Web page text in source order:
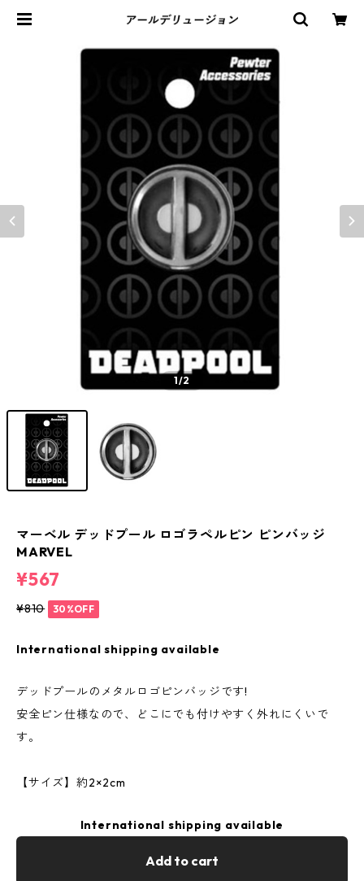
1/2
マーベル デッドプール ロゴラペルピン ピンバッジ
MARVEL
¥567
¥810 30%OFF
International shipping available
デッドプールのメタルロゴピンバッジです!
安全ピン仕様なので、どこにでも付けやすく外れにくいで
す。
【サイズ】約2×2cm
International shipping available
Add to cart